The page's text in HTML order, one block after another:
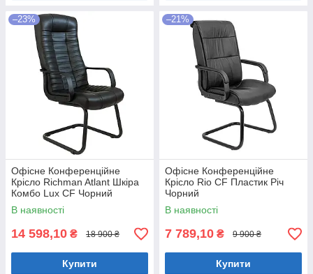
–23%
Офісне Конференційне
Крісло Richman Atlant Шкіра
Комбо Lux CF Чорний
В наявності
14 598,10 ₴ 18 900 ₴
Купити
–21%
Офісне Конференційне
Крісло Rio CF Пластик Річ
Чорний
В наявності
7 789,10 ₴ 9 900 ₴
Купити